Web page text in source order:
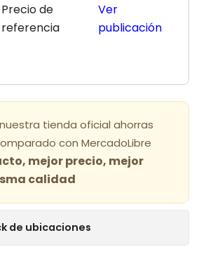
Precio de
referencia
Ver
publicación
tienda oficial ahorras
con MercadoLibre
mejor precio, mejor
calidad
de ubicaciones